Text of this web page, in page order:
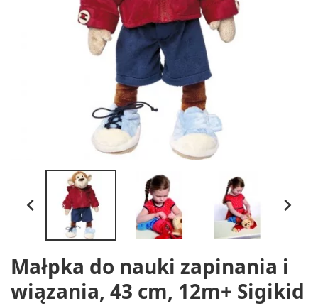
 
Małpka do nauki zapinania i
wiązania, 43 cm, 12m+ Sigikid